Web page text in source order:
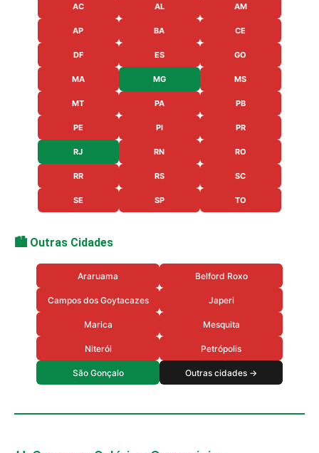
AC AL AM
AP BA CE
DF ES GO
MA MG MS
MT PA PB
PE PI PR
RJ RN RO
RR RS SC
SE SP TO
🏙️ Outras Cidades
Araruama Belford Roxo
Campos dos Goytacazes Japeri
Marica Mesquita
Niterói Petrópolis
São Gonçalo Outras cidades →